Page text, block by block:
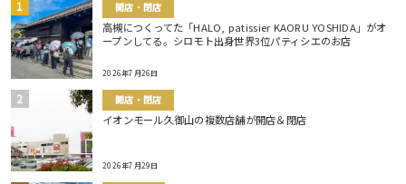
開店・閉店
高槻につくってた「HALO, patissier KAORU YOSHIDA」がオ
ープンしてる。シロモト出身世界3位パティシエのお店
2026年7月26日
開店・閉店
イオンモール久御山の複数店舗が開店＆閉店
2026年7月29日